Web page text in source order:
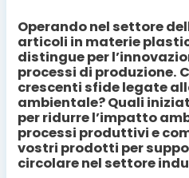
Operando nel settore
articoli in materie
distingue per
processi di produzione.
crescenti sfide legate
ambientale? Quali
per ridurre l’impatto
processi produttivi e
vostri prodotti per
circolare nel settore